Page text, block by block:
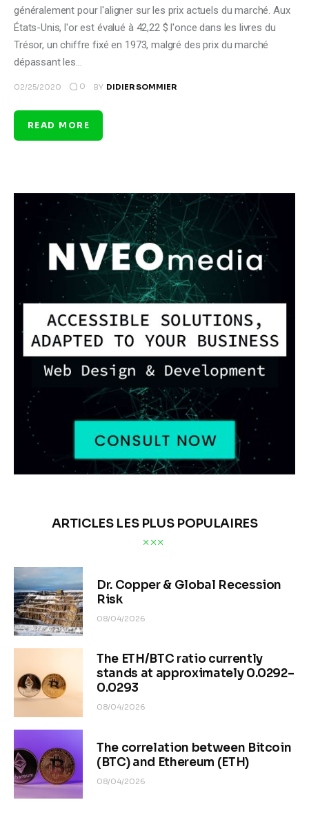
généralement pour l'aligner sur les prix actuels du marché. Aux
États-Unis, l'or est évalué à 42,22 $ l'once dans les livres du
Trésor, un chiffre fixé en 1973, malgré des prix du marché
dépassant les…
02/25/2020 0 BY DIDIER SOMMIER
READ MORE
ARTICLES LES PLUS POPULAIRES
Dr. Copper & Global Recession
Risk
08/04/2026
The ETH/BTC ratio currently
stands at approximately 0.0292–
0.0293
08/04/2026
The correlation between Bitcoin
(BTC) and Ethereum (ETH)
08/04/2026